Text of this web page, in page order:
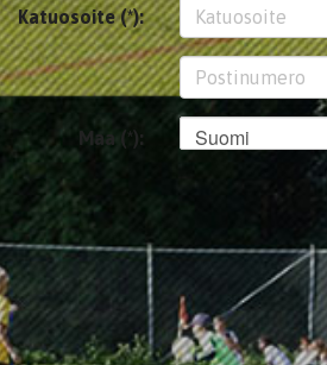
Katuosoite (*):
Maa (*): Suomi